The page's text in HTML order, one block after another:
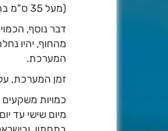
(מעל 35 ס"מ בתחתון). כמובן שלא יפתח, עקב הימשכות המערכת.
מהחוף, יהיו
המערכת.
זמן המערכת,
כמויות משקעים